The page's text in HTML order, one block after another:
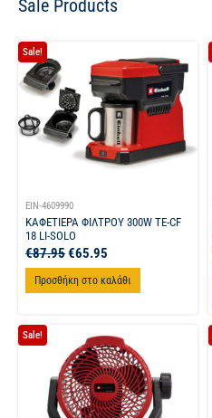
Sale Products
Sale!
EIN-4609990
ΚΑΦΕΤΙΕΡΑ ΦΙΛΤΡΟΥ 300W TE-CF
18 LI-SOLO
€87.95€65.95
Προσθήκη στο καλάθι
Sale!